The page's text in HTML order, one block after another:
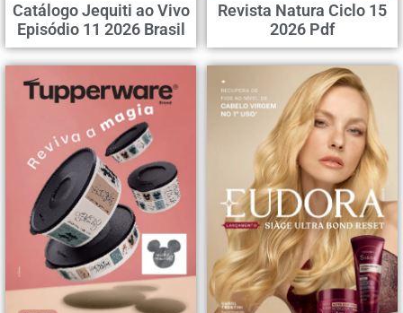
Catálogo Jequiti ao Vivo
Episódio 11 2026 Brasil
Revista Natura Ciclo 15
2026 Pdf